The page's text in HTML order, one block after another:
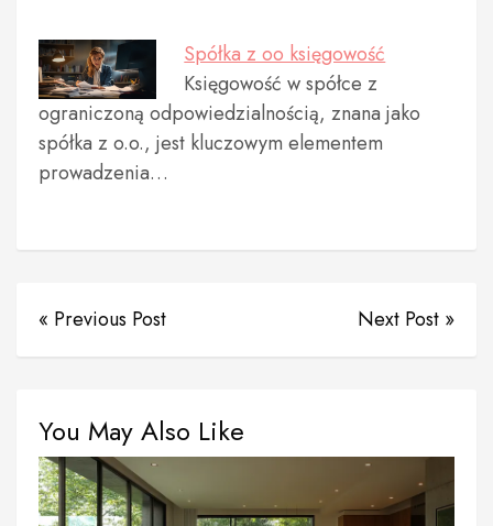
Spółka z oo księgowość
Księgowość w spółce z
ograniczoną odpowiedzialnością, znana jako
spółka z o.o., jest kluczowym elementem
prowadzenia…
« Previous Post Next Post »
You May Also Like